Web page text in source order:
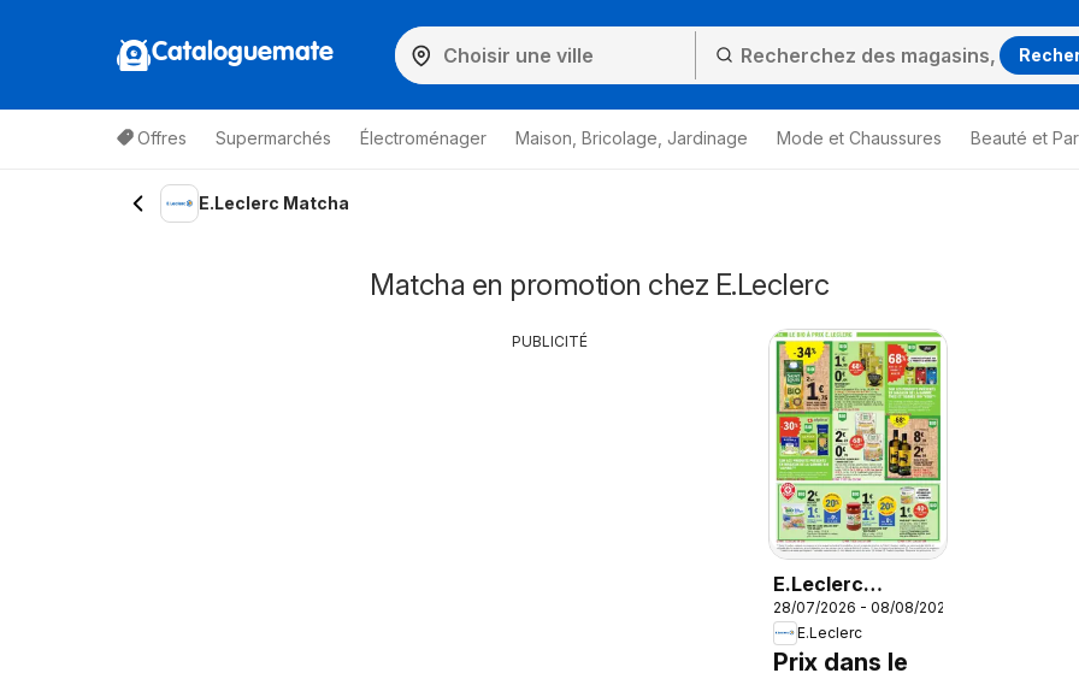
Cataloguemate
Offres Supermarchés Électroménager Maison, Bricolage, Jardinage Mode et Chaussures Beauté et
E.Leclerc Matcha
Matcha en promotion chez E.Leclerc
PUBLICITÉ
E.Leclerc
catalogue
28/07/2026 - 08/08/2026
E.Leclerc
Prix dans le